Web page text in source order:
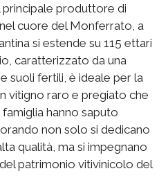
produttore di
cuore del Monferrato, a
si estende su 115 ettari
caratterizzato da una
suoli fertili, è ideale per la
vitigno raro e pregiato che
hanno saputo
non solo si dedicano
qualità, ma si impegnano
patrimonio vitivinicolo del